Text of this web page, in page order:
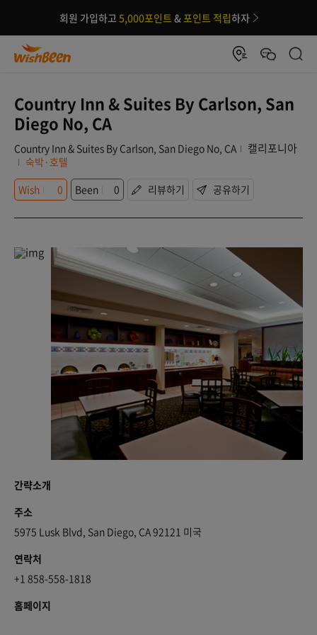
회원 가입하고 5,000포인트 &포인트 적립하자
Country Inn & Suites By Carlson, San
Diego No, CA
Country Inn & Suites By Carlson, San Diego No, CA 캘리포니아
숙박·호텔
Wish
0 Been 0 리뷰하기 공유하기
간략소개
주소
5975 Lusk Blvd, San Diego, CA 92121 미국
연락처
+1 858-558-1818
홈페이지